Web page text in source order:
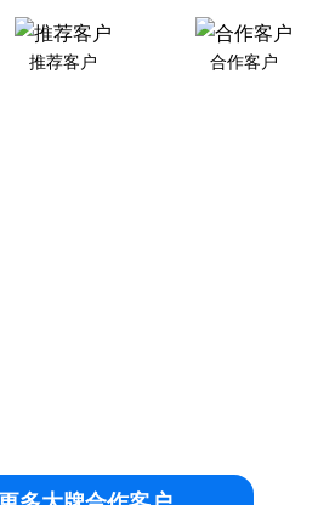
推荐客户 合作客户